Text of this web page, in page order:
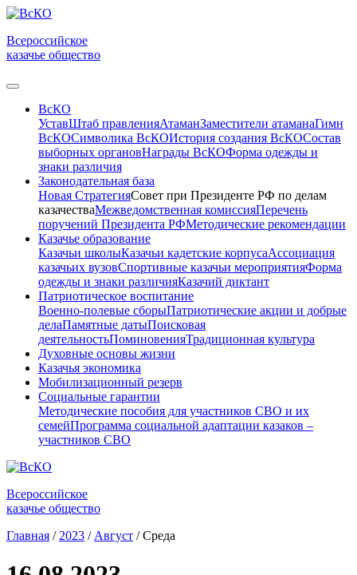
Всероссийское
казачье общество
ВсКО
УставШтаб правленияАтаманЗаместители атаманаГимн
ВсКОСимволика ВсКОИстория создания ВсКОСостав
выборных органовНаграды ВсКОФорма одежды и
знаки различия
Законодательная база
Новая СтратегияСовет при Президенте РФ по делам
казачестваМежведомственная комиссияПеречень
поручений Президента РФМетодические рекомендации
Казачье образование
Казачьи школыКазачьи кадетские корпусаАссоциация
казачьих вузовСпортивные казачьи мероприятияФорма
одежды и знаки различияКазачий диктант
Патриотическое воспитание
Военно-полевые сборыПатриотические акции и добрые
делаПамятные датыПоисковая
деятельностьПоминовенияТрадиционная культура
Духовные основы жизни
Казачья экономика
Мобилизационный резерв
Социальные гарантии
Методические пособия для участников СВО и их
семейПрограмма социальной адаптации казаков –
участников СВО
Всероссийское
казачье общество
Главная / 2023 / Август /Среда